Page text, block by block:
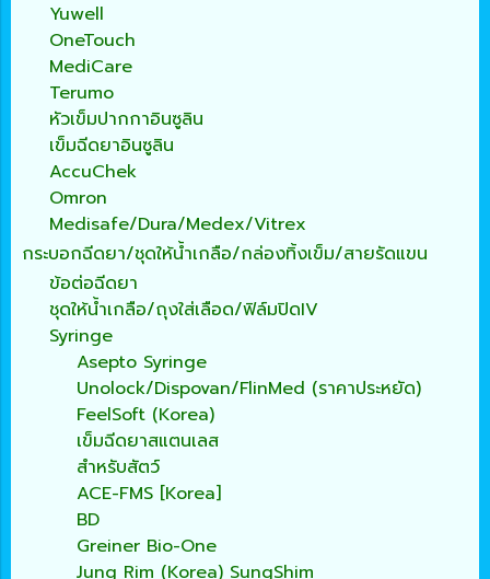
Yuwell
OneTouch
MediCare
Terumo
หัวเข็มปากกาอินซูลิน
เข็มฉีดยาอินซูลิน
AccuChek
Omron
Medisafe/Dura/Medex/Vitrex
กระบอกฉีดยา/ชุดให้น้ำเกลือ/กล่องทิ้งเข็ม/สายรัดแขน
ข้อต่อฉีดยา
ชุดให้น้ำเกลือ/ถุงใส่เลือด/ฟิล์มปิดIV
Syringe
Asepto Syringe
Unolock/Dispovan/FlinMed (ราคาประหยัด)
FeelSoft (Korea)
เข็มฉีดยาสแตนเลส
สำหรับสัตว์
ACE-FMS [Korea]
BD
Greiner Bio-One
Jung Rim (Korea) SungShim